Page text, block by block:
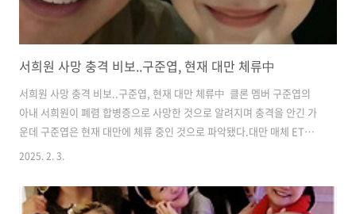
서희원 사망 충격 비보..구준엽, 현재 대만 체류中
서희원 사망 충격 비보..구준엽, 현재 대만 체류中 클론 멤버 구준엽의
아내 서희원이 폐렴 합병증으로 사망한 것으로 알려지며 충격을 안긴 가
운데 구준엽은 현재 대만에 체류 중인 것으로 파악됐다.​대만 매체 ET투
데이 등 현지 매체들은 3일 서희원이 지난 2일 폐렴 합병증으로 사망했다
일본에 여행을 왔는데, 언니(서희원)가 불행히도 독감으로 인한 폐렴에
걸려 우리 곁을 떠났다"라고 알렸다.​구준엽과 서희원은 1998년 대만 가
2025. 2. 3.